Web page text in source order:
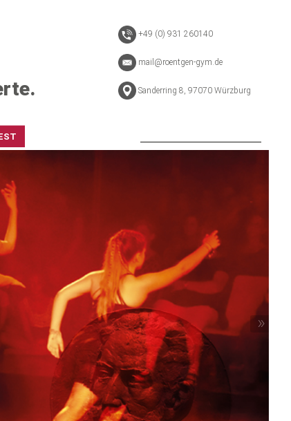
+49 (0) 931 260140
mail@roentgen-gym.de
Sanderring 8, 97070 Würzburg
»